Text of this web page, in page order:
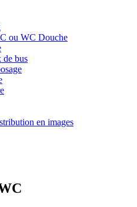
ou WC Douche
de bus
en images